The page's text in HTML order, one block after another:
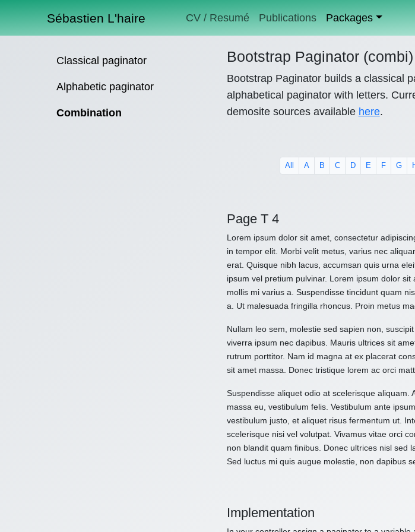
Sébastien L'haire CV / Resumé Publications Packages
Classical paginator
Alphabetic paginator
Combination
Bootstrap Paginator (combi)
Bootstrap Paginator builds a classical
alphabetical paginator with letters.
demosite sources available here.
All A B C D E F G
Page T 4
Lorem ipsum dolor sit amet, consectetur
in tempor elit. Morbi velit metus, varius nec
erat. Quisque nibh lacus, accumsan quis urna
ipsum vel pretium pulvinar. Lorem ipsum dolor
mollis mi varius a. Suspendisse tincidunt quam
a. Ut malesuada fringilla rhoncus. Proin metus
Nullam leo sem, molestie sed sapien non,
viverra ipsum nec dapibus. Mauris ultrices sit
rutrum porttitor. Nam id magna at ex placerat
sit amet massa. Donec tristique lorem ac orci
Suspendisse aliquet odio at scelerisque
massa eu, vestibulum felis. Vestibulum ante
vestibulum justo, et aliquet risus fermentum ut.
scelerisque nisi vel volutpat. Vivamus vitae orci
non blandit quam finibus. Donec ultrices nisl sed
Sed luctus mi quis augue molestie, non dapibus
Implementation